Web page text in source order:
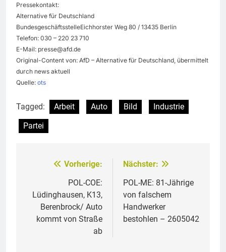
Pressekontakt:
Alternative für Deutschland
BundesgeschäftsstelleEichhorster Weg 80 / 13435 Berlin
Telefon: 030 – 220 23 710
E-Mail: presse@afd.de
Original-Content von: AfD – Alternative für Deutschland, übermittelt
durch news aktuell
Quelle: ots
Tagged: Arbeit Auto Bild
Industrie
Partei
Beitragsnavigation
Vorherige:
POL-COE:
Lüdinghausen, K13,
Berenbrock/ Auto
kommt von Straße
ab
Nächster:
POL-ME: 81-Jährige
von falschem
Handwerker
bestohlen – 2605042